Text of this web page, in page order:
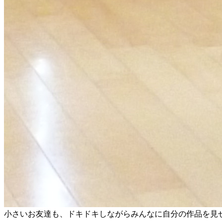
小さいお友達も、ドキドキしながらみんなに自分の作品を見